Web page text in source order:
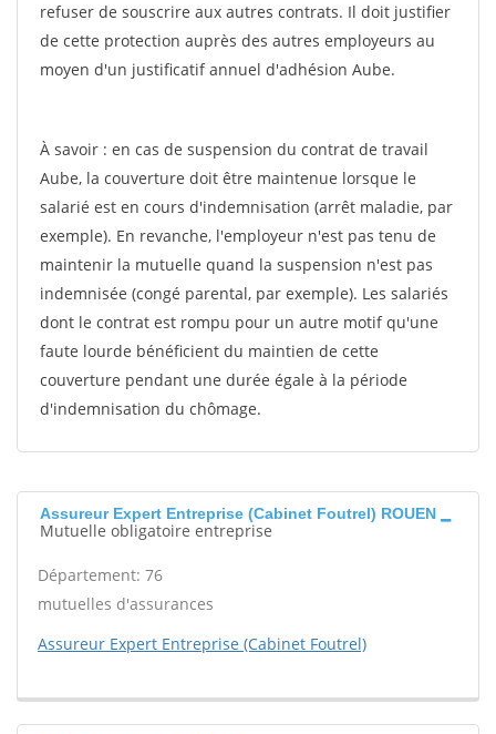
refuser de souscrire aux autres contrats. Il doit justifier
de cette protection auprès des autres employeurs au
moyen d'un justificatif annuel d'adhésion Aube.
À savoir : en cas de suspension du contrat de travail
Aube, la couverture doit être maintenue lorsque le
salarié est en cours d'indemnisation (arrêt maladie, par
exemple). En revanche, l'employeur n'est pas tenu de
maintenir la mutuelle quand la suspension n'est pas
indemnisée (congé parental, par exemple). Les salariés
dont le contrat est rompu pour un autre motif qu'une
faute lourde bénéficient du maintien de cette
couverture pendant une durée égale à la période
d'indemnisation du chômage.
Assureur Expert Entreprise (Cabinet Foutrel) ROUEN
Mutuelle obligatoire entreprise
Département: 76
mutuelles d'assurances
Assureur Expert Entreprise (Cabinet Foutrel)